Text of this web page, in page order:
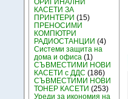
ОРИГИНАЛНИ
КАСЕТИ ЗА
ПРИНТЕРИ (15)
ПРЕНОСИМИ
КОМПЮТРИ
РАДИОСТАНЦИИ (4)
Системи защита на
дома и офиса (1)
СЪВМЕСТИМИ НОВИ
КАСЕТИ с ДДС (186)
СЪВМЕСТИМИ НОВИ
ТОНЕР КАСЕТИ (253)
Уреди за икономия на